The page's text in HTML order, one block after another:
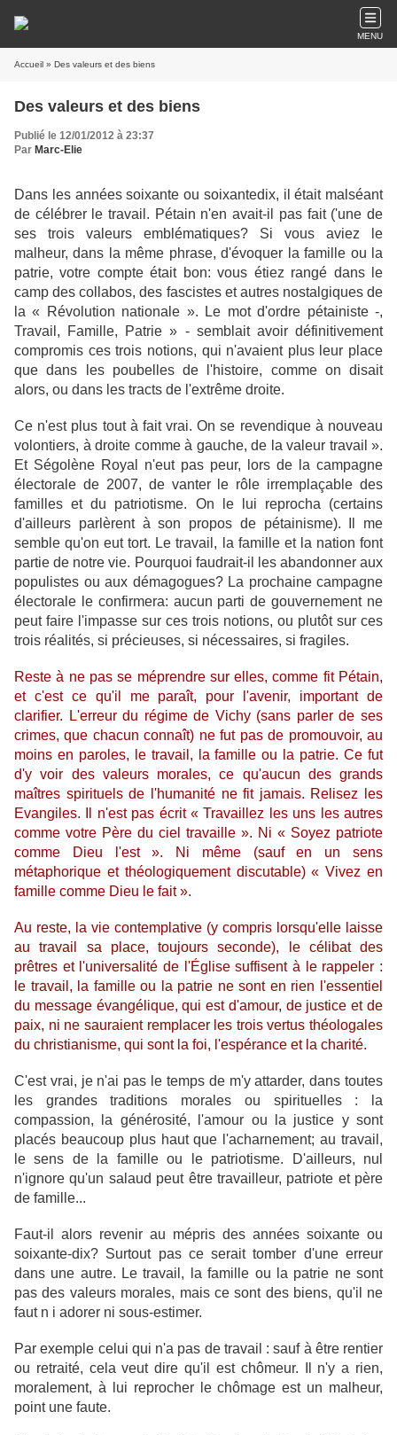
MENU
Accueil » Des valeurs et des biens
Des valeurs et des biens
Publié le 12/01/2012 à 23:37
Par Marc-Elie
Dans les années soixante ou soixantedix, il était malséant
de célébrer le travail. Pétain n'en avait-il pas fait ('une de
ses trois valeurs emblématiques? Si vous aviez le
malheur, dans la même phrase, d'évoquer la famille ou la
patrie, votre compte était bon: vous étiez rangé dans le
camp des collabos, des fascistes et autres nostalgiques de
la « Révolution nationale ». Le mot d'ordre pétainiste -,
Travail, Famille, Patrie » - semblait avoir définitivement
compromis ces trois notions, qui n'avaient plus leur place
que dans les poubelles de l'histoire, comme on disait
alors, ou dans les tracts de l'extrême droite.
Ce n'est plus tout à fait vrai. On se revendique à nouveau
volontiers, à droite comme à gauche, de la valeur travail ».
Et Ségolène Royal n'eut pas peur, lors de la campagne
électorale de 2007, de vanter le rôle irremplaçable des
familles et du patriotisme. On le lui reprocha (certains
d'ailleurs parlèrent à son propos de pétainisme). Il me
semble qu'on eut tort. Le travail, la famille et la nation font
partie de notre vie. Pourquoi faudrait-il les abandonner aux
populistes ou aux démagogues? La prochaine campagne
électorale le confirmera: aucun parti de gouvernement ne
peut faire l'impasse sur ces trois notions, ou plutôt sur ces
trois réalités, si précieuses, si nécessaires, si fragiles.
Reste à ne pas se méprendre sur elles, comme fit Pétain,
et c'est ce qu'il me paraît, pour l'avenir, important de
clarifier. L'erreur du régime de Vichy (sans parler de ses
crimes, que chacun connaît) ne fut pas de promouvoir, au
moins en paroles, le travail, la famille ou la patrie. Ce fut
d'y voir des valeurs morales, ce qu'aucun des grands
maîtres spirituels de l'humanité ne fit jamais. Relisez les
Evangiles. Il n'est pas écrit « Travaillez les uns les autres
comme votre Père du ciel travaille ». Ni « Soyez patriote
comme Dieu l'est ». Ni même (sauf en un sens
métaphorique et théologiquement discutable) « Vivez en
famille comme Dieu le fait ».
Au reste, la vie contemplative (y compris lorsqu'elle laisse
au travail sa place, toujours seconde), le célibat des
prêtres et l'universalité de l'Église suffisent à le rappeler :
le travail, la famille ou la patrie ne sont en rien l'essentiel
du message évangélique, qui est d'amour, de justice et de
paix, ni ne sauraient remplacer les trois vertus théologales
du christianisme, qui sont la foi, l'espérance et la charité.
C'est vrai, je n'ai pas le temps de m'y attarder, dans toutes
les grandes traditions morales ou spirituelles : la
compassion, la générosité, l'amour ou la justice y sont
placés beaucoup plus haut que l'acharnement; au travail,
le sens de la famille ou le patriotisme. D'ailleurs, nul
n'ignore qu'un salaud peut être travailleur, patriote et père
de famille...
Faut-il alors revenir au mépris des années soixante ou
soixante-dix? Surtout pas ce serait tomber d'une erreur
dans une autre. Le travail, la famille ou la patrie ne sont
pas des valeurs morales, mais ce sont des biens, qu'il ne
faut n i adorer ni sous-estimer.
Par exemple celui qui n'a pas de travail : sauf à être rentier
ou retraité, cela veut dire qu'il est chômeur. Il n'y a rien,
moralement, à lui reprocher le chômage est un malheur,
point une faute.